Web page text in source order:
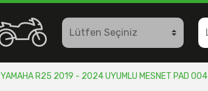
YAMAHA R25 2019 - 2024 UYUMLU MESNET PAD 004